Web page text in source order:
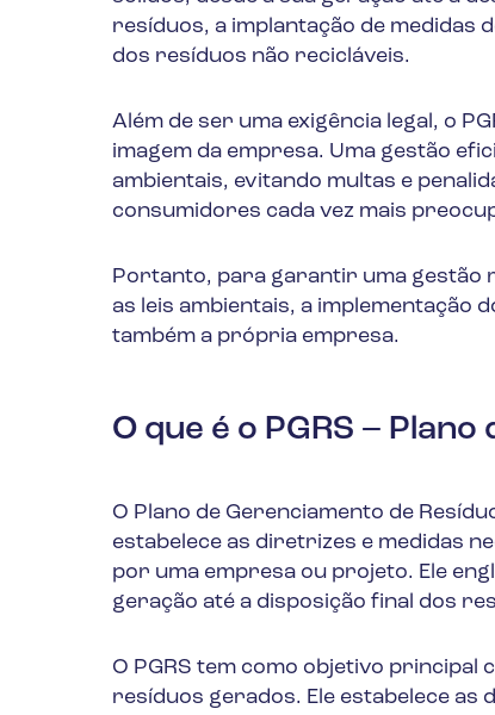
resíduos, a implantação de medidas
dos resíduos não recicláveis.
Além de ser uma exigência legal, o
imagem da empresa. Uma gestão
ambientais, evitando multas e
consumidores cada vez mais
Portanto, para garantir uma gestão
as leis ambientais, a implementação
também a própria empresa.
O que é o PGRS –
O Plano de Gerenciamento de
estabelece as diretrizes e medidas
por uma empresa ou projeto. Ele
geração até a disposição final dos
O PGRS tem como objetivo
resíduos gerados. Ele estabelece